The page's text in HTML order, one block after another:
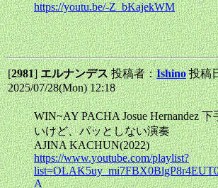
https://youtu.be/-Z_bKajekWM
[2981]エルナンデス投稿者：Ishino 投稿
2025/07/28(Mon) 12:18
WIN~AY PACHA Josue Hernandez
いけど、パッとしない演奏
AJINA KACHUN(2022)
https://www.youtube.com/playlist?
A